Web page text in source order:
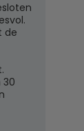
de
30